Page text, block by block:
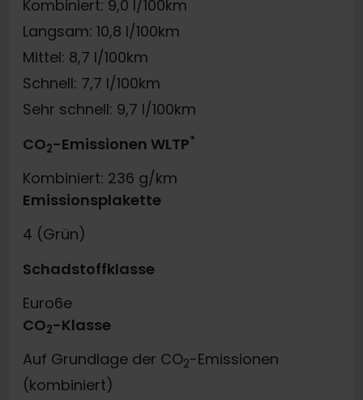
Kombiniert: 9,0 l/100km
Langsam: 10,8 l/100km
Mittel: 8,7 l/100km
Schnell: 7,7 l/100km
Sehr schnell: 9,7 l/100km
CO2-Emissionen WLTP*
Kombiniert: 236 g/km
Emissionsplakette
4 (Grün)
Schadstoffklasse
Euro6e
CO2-Klasse
Auf Grundlage der CO2-Emissionen
(kombiniert)